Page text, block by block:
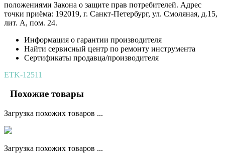
положениями Закона о защите прав потребителей. Адрес
точки приёма: 192019, г. Санкт-Петербург, ул. Смоляная, д.15,
лит. А, пом. 24.
Информация о гарантии производителя
Найти сервисный центр по ремонту инструмента
Сертификаты продавца/производителя
ETK-12511
Похожие товары
Загрузка похожих товаров ...
Загрузка похожих товаров ...